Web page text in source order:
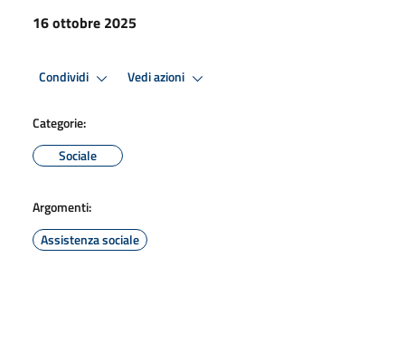
16 ottobre 2025
Condividi Vedi azioni
Categorie:
Sociale
Argomenti:
Assistenza sociale